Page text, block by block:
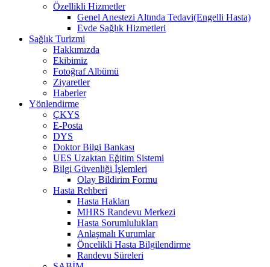
Özellikli Hizmetler
Genel Anestezi Altında Tedavi(Engelli Hasta)
Evde Sağlık Hizmetleri
Sağlık Turizmi
Hakkımızda
Ekibimiz
Fotoğraf Albümü
Ziyaretler
Haberler
Yönlendirme
ÇKYS
E-Posta
DYS
Doktor Bilgi Bankası
UES Uzaktan Eğitim Sistemi
Bilgi Güvenliği İşlemleri
Olay Bildirim Formu
Hasta Rehberi
Hasta Hakları
MHRS Randevu Merkezi
Hasta Sorumlulukları
Anlaşmalı Kurumlar
Öncelikli Hasta Bilgilendirme
Randevu Süreleri